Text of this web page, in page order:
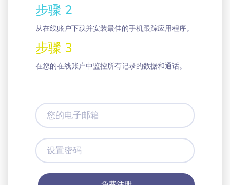
步骤 2
从在线账户下载并安装最佳的手机跟踪应用程序。
步骤 3
在您的在线账户中监控所有记录的数据和通话。
您
的
电
子
箱
设
置
密
码